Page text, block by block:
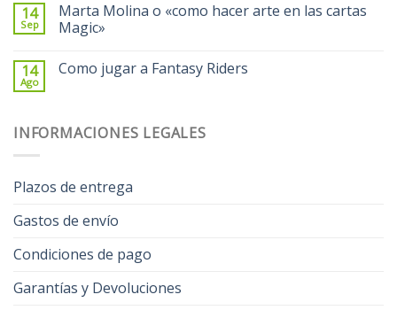
14
Sep
Marta Molina o «como hacer arte en las cartas
Magic»
14
Ago
Como jugar a Fantasy Riders
INFORMACIONES LEGALES
Plazos de entrega
Gastos de envío
Condiciones de pago
Garantías y Devoluciones